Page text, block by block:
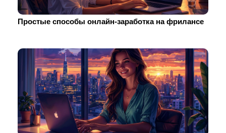
Простые способы онлайн-заработка на фрилансе